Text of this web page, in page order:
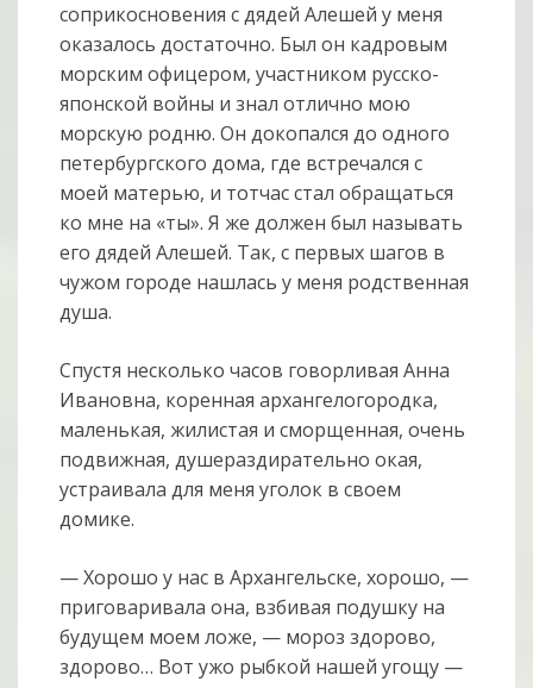
соприкосновения с дядей Алешей у меня
оказалось достаточно. Был он кадровым
морским офицером, участником русско-
японской войны и знал отлично мою
морскую родню. Он докопался до одного
петербургского дома, где встречался с
моей матерью, и тотчас стал обращаться
ко мне на «ты». Я же должен был называть
его дядей Алешей. Так, с первых шагов в
чужом городе нашлась у меня родственная
душа.
Спустя несколько часов говорливая Анна
Ивановна, коренная архангелогородка,
маленькая, жилистая и сморщенная, очень
подвижная, душераздирательно окая,
устраивала для меня уголок в своем
домике.
— Хорошо у нас в Архангельске, хорошо, —
приговаривала она, взбивая подушку на
будущем моем ложе, — мороз здорово,
здорово… Вот ужо рыбкой нашей угощу —